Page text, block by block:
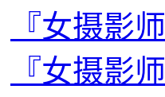
『女摄影
『女摄影